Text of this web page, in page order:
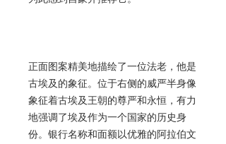
正面图案精美地描绘了一位法老，他是
古埃及的象征。位于右侧的威严半身像
象征着古埃及王朝的尊严和永恒，有力
地强调了埃及作为一个国家的历史身
份。银行名称和面额以优雅的阿拉伯文